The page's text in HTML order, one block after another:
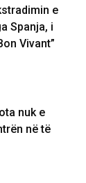
e
Spanja, i
Vivant”
nuk e
në të